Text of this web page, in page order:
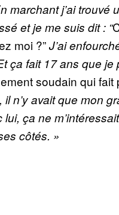
marchant j’ai
et je me suis dit : “
moi ?”J’ai
ça fait 17 ans que
soudain qui
n’y avait que mon
ça ne
côtés. »